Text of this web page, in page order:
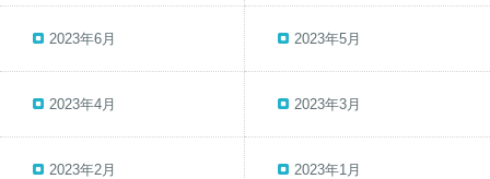
2023年6月 2023年5月
2023年4月 2023年3月
2023年2月 2023年1月